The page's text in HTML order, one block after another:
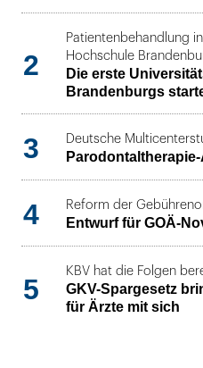
2
Patientenbehandlung
Hochschule
Die erste
Brandenburgs
3 Deutsche
4 Reform der
Entwurf für GOÄ-
5
KBV hat die Folgen
GKV-Spargesetz
für Ärzte mit sich